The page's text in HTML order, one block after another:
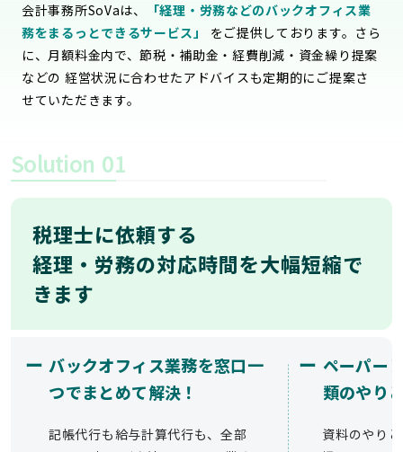
会計事務所SoVaは、
「経理・労務などのバックオフィス業
務をまるっとできるサービス」
をご提供しております。さら
に、月額料金内で、節税・補助金・経費削減・資金繰り提案
などの 経営状況に合わせたアドバイスも定期的にご提案さ
せていただきます。
Solution 01
税理士に依頼する
経理・労務の対応時間を大幅短縮で
きます
ー バックオフィス業務を窓口一
つでまとめて解決！
記帳代行も給与計算代行も、全部
ー ペーパー
類のやり
資料のやり